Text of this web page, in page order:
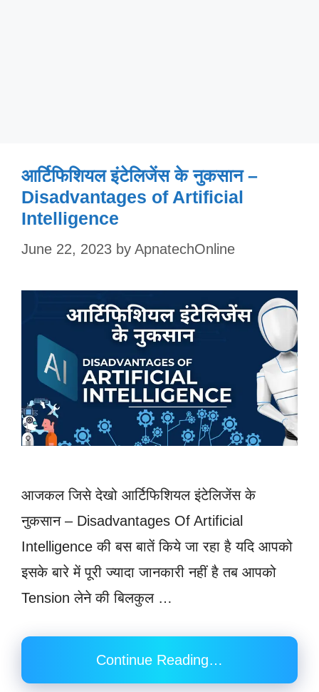
आर्टिफिशियल इंटेलिजेंस के नुकसान –
Disadvantages of Artificial
Intelligence
June 22, 2023 by ApnatechOnline
आजकल जिसे देखो आर्टिफिशियल इंटेलिजेंस के
नुकसान – Disadvantages Of Artificial
Intelligence की बस बातें किये जा रहा है यदि आपको
इसके बारे में पूरी ज्यादा जानकारी नहीं है तब आपको
Tension लेने की बिलकुल …
Continue Reading…